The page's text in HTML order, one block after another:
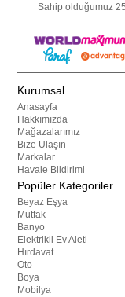
Sahip olduğumuz
Kurumsal
Anasayfa
Hakkımızda
Mağazalarımız
Bize Ulaşın
Markalar
Havale Bildirimi
Popüler Kategoriler
Beyaz Eşya
Mutfak
Banyo
Elektrikli Ev Aleti
Hırdavat
Oto
Boya
Mobilya